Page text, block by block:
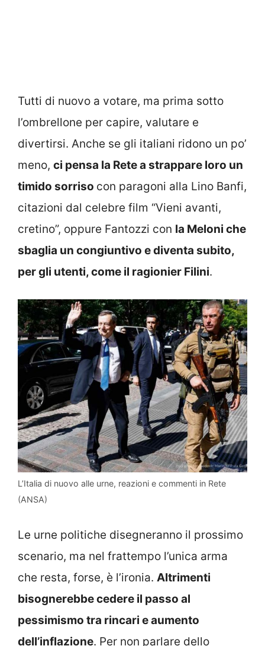
Tutti di nuovo a votare, ma prima sotto
l’ombrellone per capire, valutare e
divertirsi. Anche se gli italiani ridono un po’
meno, ci pensa la Rete a strappare loro un
timido sorriso con paragoni alla Lino Banfi,
citazioni dal celebre film “Vieni avanti,
cretino”, oppure Fantozzi con la Meloni che
sbaglia un congiuntivo e diventa subito,
per gli utenti, come il ragionier Filini.
L’Italia di nuovo alle urne, reazioni e commenti in Rete
(ANSA)
Le urne politiche disegneranno il prossimo
scenario, ma nel frattempo l’unica arma
che resta, forse, è l’ironia. Altrimenti
bisognerebbe cedere il passo al
pessimismo tra rincari e aumento
dell’inflazione. Per non parlare dello